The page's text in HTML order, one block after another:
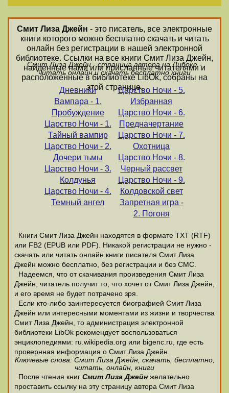
Смит Лиза Джейн - это писатель, все электронные
книги которого можно бесплатно скачать и читать
онлайн без регистрации в нашей электронной
библиотеке. Ссылки на все книги Смит Лиза Джейн,
найденные нами или присланные читателями и
расположенные в библиотеке LibOk, собраны на
этой странице.
Смит Лиза Джейн - страница автора на Либоке -
читать онлайн и скачать бесплатно книги
Дневники
Вампара - 1.
Пробуждение
Царство Ночи - 1.
Тайный вампир
Царство Ночи - 2.
Дочери тьмы
Царство Ночи - 3.
Колдунья
Царство Ночи - 4.
Темный ангел
Царство Ночи - 5.
Избранная
Царство Ночи - 6.
Предначертание
Царство Ночи - 7.
Охотница
Царство Ночи - 8.
Черный рассвет
Царство Ночи - 9.
Колдовской свет
Запретная игра -
2. Погоня
Книги Смит Лиза Джейн находятся в формате ТХТ (RTF)
или FB2 (EPUB или PDF). Никакой регистрации не нужно -
скачать или читать онлайн книги писателя Смит Лиза
Джейн можно бесплатно, без регистрации и без СМС.
Надеемся, что от скачивания произведения Смит Лиза
Джейн, читатель получит то, что хочет от Смит Лиза Джейн,
и его время не будет потрачено зря.
Если кто-либо заинтересуется биографией Смит Лиза
Джейн или интересными моментами из жизни и творчества
Смит Лиза Джейн, то администрация электронной
библиотеки LibOk рекомендует воспользоваться
энциклопедиями: ru.wikipedia.org или bigenc.ru, где есть
провернная информация о Смит Лиза Джейн.
Ключевые слова: Смит Лиза Джейн, скачать, бесплатно,
читать, онлайн, книги
После чтения книг Смит Лиза Джейн желательно
проставить ссылку на эту страницу автора Смит Лиза